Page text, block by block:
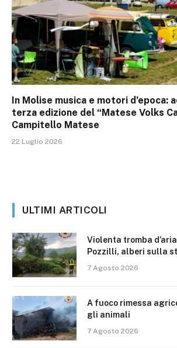
In Molise musica e motori d’epoca:
terza edizione del “Matese Volks
Campitello Matese
22 Luglio 2026
ULTIMI ARTICOLI
Violenta tromba
Pozzilli, alberi sulla
7 Agosto 2026
A fuoco rimessa
gli animali
7 Agosto 2026